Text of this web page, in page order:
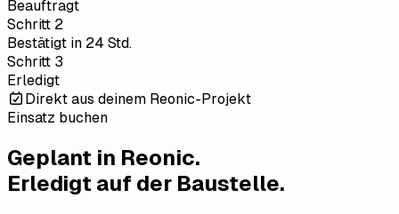
Beauftragt
Schritt 2
Bestätigt in 24 Std.
Schritt 3
Erledigt
Direkt aus deinem Reonic-Projekt
Einsatz buchen
Geplant in Reonic.
Erledigt auf der Baustelle.